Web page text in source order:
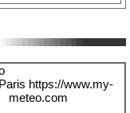
https://www.my-
meteo.com